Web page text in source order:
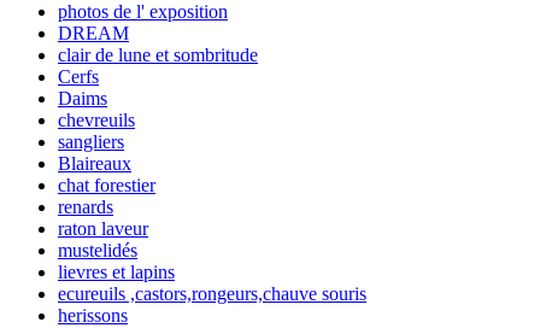
photos de l' exposition
DREAM
clair de lune et sombritude
Cerfs
Daims
chevreuils
sangliers
Blaireaux
chat forestier
renards
raton laveur
mustelidés
lievres et lapins
ecureuils ,castors,rongeurs,chauve souris
herissons